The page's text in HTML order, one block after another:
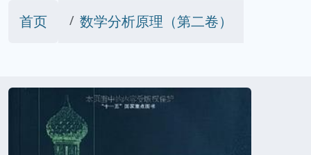
首页 数学分析原理（第二卷）